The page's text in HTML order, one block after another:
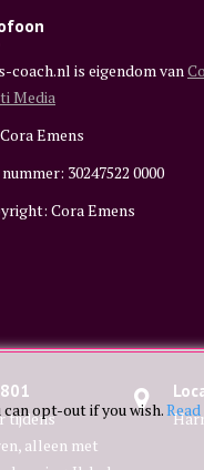
coach.nl is eigendom van
Media
Emens
30247522 0000
Cora Emens
tijdens
alleen met
opt-out if you wish.